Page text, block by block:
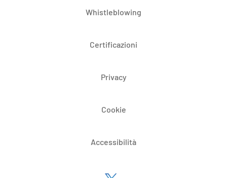
Whistleblowing
Certificazioni
Privacy
Cookie
Accessibilità